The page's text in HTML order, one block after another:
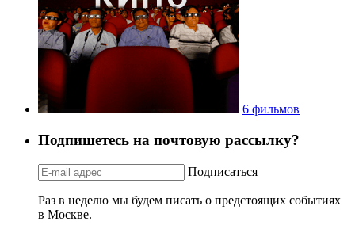
6 фильмов
Подпишетесь на почтовую рассылку?
Подписаться
Раз в неделю мы будем писать о предстоящих событиях
в Москве.